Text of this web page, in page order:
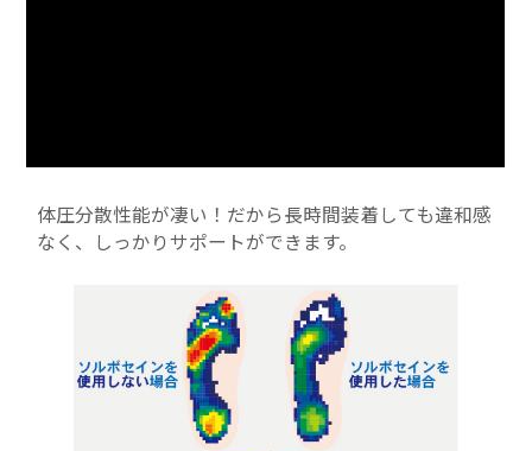
体圧分散性能が凄い！だから長時間装着しても違和感
なく、しっかりサポートができます。